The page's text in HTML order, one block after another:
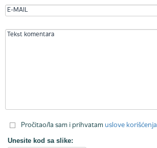
Pročitao/la sam i prihvatam uslove korišćenja
Unesite kod sa slike: